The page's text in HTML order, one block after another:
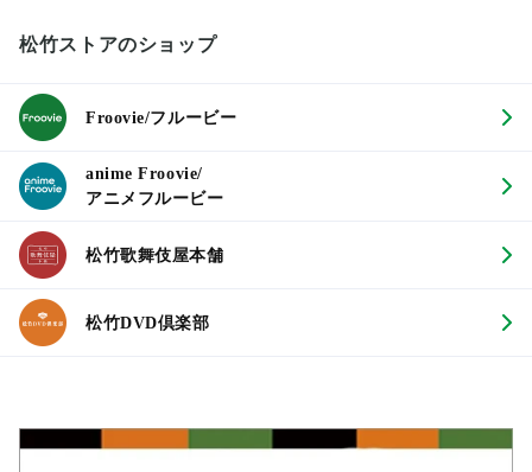
松竹ストアのショップ
Froovie/フルービー
anime Froovie/
アニメフルービー
松竹歌舞伎屋本舗
松竹DVD倶楽部